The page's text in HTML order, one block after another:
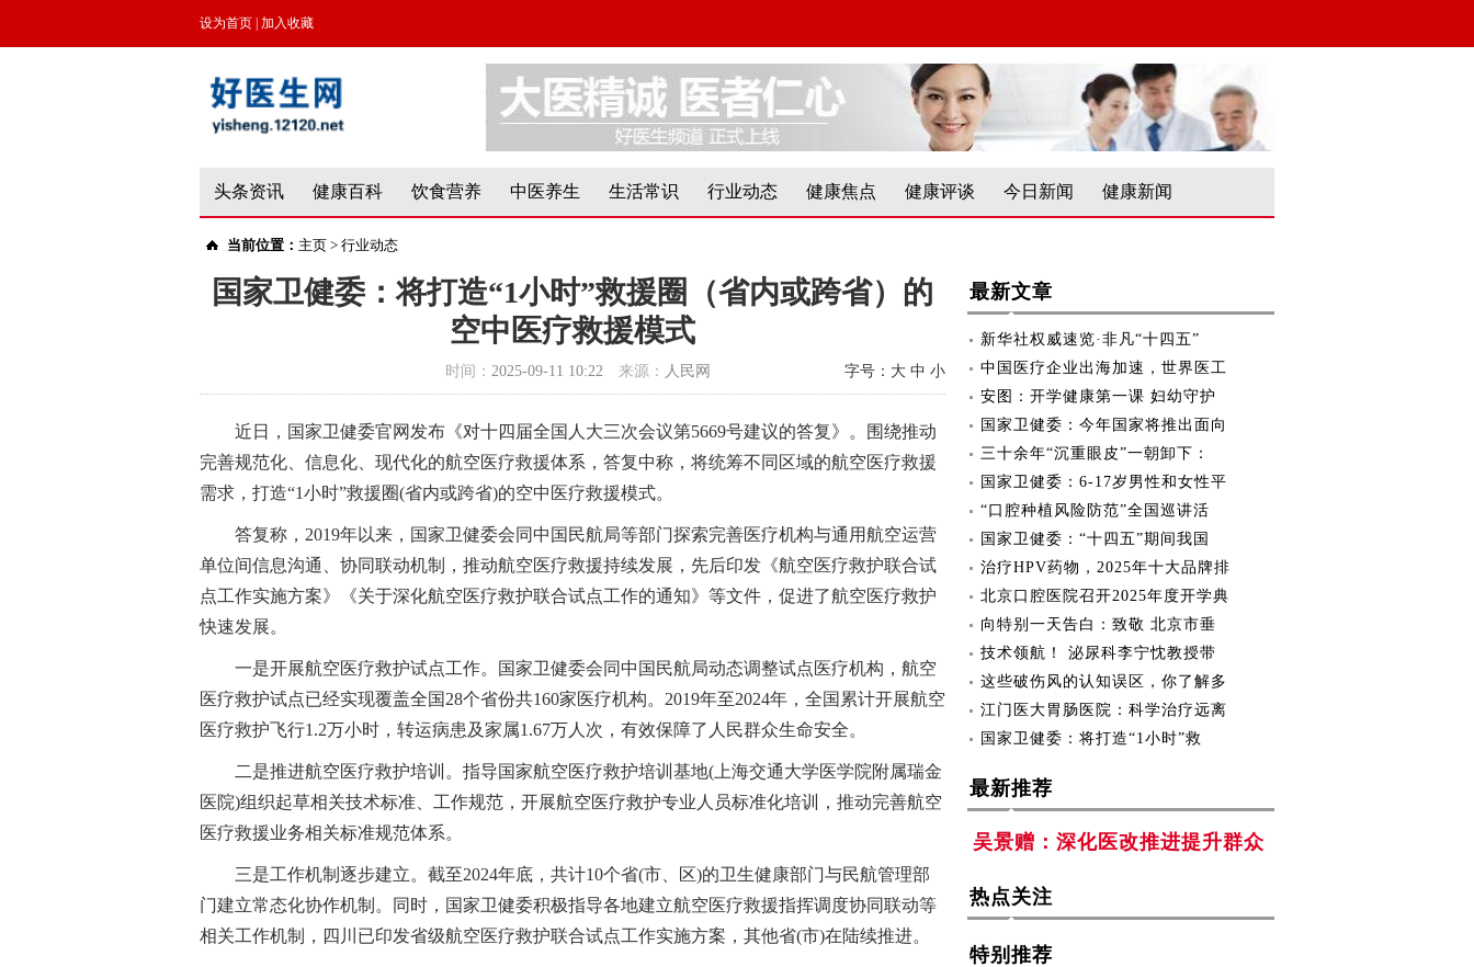
设为首页 加入收藏
头条资讯 健康百科 饮食营养 中医养生 生活常识 行业动态 健康焦点 健康评谈 今日新闻 健康新闻
当前位置： 主页 > 行业动态
国家卫健委：将打造“1小时”救援圈（省内或跨省）的
空中医疗救援模式
时间： 2025-09-11 10:22 来源： 人民网 字号： 大 中 小
近日，国家卫健委官网发布《对十四届全国人大三次会议第5669号建议的答复》。围绕推动
完善规范化、信息化、现代化的航空医疗救援体系，答复中称，将统筹不同区域的航空医疗救援
需求，打造“1小时”救援圈(省内或跨省)的空中医疗救援模式。
答复称，2019年以来，国家卫健委会同中国民航局等部门探索完善医疗机构与通用航空运营
单位间信息沟通、协同联动机制，推动航空医疗救援持续发展，先后印发《航空医疗救护联合试
点工作实施方案》《关于深化航空医疗救护联合试点工作的通知》等文件，促进了航空医疗救护
快速发展。
一是开展航空医疗救护试点工作。国家卫健委会同中国民航局动态调整试点医疗机构，航空
医疗救护试点已经实现覆盖全国28个省份共160家医疗机构。2019年至2024年，全国累计开展航空
医疗救护飞行1.2万小时，转运病患及家属1.67万人次，有效保障了人民群众生命安全。
二是推进航空医疗救护培训。指导国家航空医疗救护培训基地(上海交通大学医学院附属瑞金
医院)组织起草相关技术标准、工作规范，开展航空医疗救护专业人员标准化培训，推动完善航空
医疗救援业务相关标准规范体系。
三是工作机制逐步建立。截至2024年底，共计10个省(市、区)的卫生健康部门与民航管理部
门建立常态化协作机制。同时，国家卫健委积极指导各地建立航空医疗救援指挥调度协同联动等
相关工作机制，四川已印发省级航空医疗救护联合试点工作实施方案，其他省(市)在陆续推进。
最新文章
新华社权威速览·非凡“十四五”
中国医疗企业出海加速，世界医工
安图：开学健康第一课 妇幼守护
国家卫健委：今年国家将推出面向
三十余年“沉重眼皮”一朝卸下：
国家卫健委：6-17岁男性和女性平
“口腔种植风险防范”全国巡讲活
国家卫健委：“十四五”期间我国
治疗HPV药物，2025年十大品牌排
北京口腔医院召开2025年度开学典
向特别一天告白：致敬 北京市垂
技术领航！ 泌尿科李宁忱教授带
这些破伤风的认知误区，你了解多
江门医大胃肠医院：科学治疗远离
国家卫健委：将打造“1小时”救
最新推荐
吴景赠：深化医改推进提升群众
热点关注
特别推荐